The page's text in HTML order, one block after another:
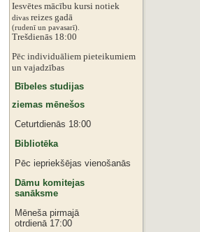
Iesvētes mācību kursi notiek
divas reizes gadā
‌‌(rudenī un pavasarī).
Trešdienās 18:00
Pēc individuāliem pieteikumiem
‌un vajadzības
Bībeles studijas
ziemas mēnešos
Ceturtdienās 18:00
Bibliotēka
Pēc iepriekšējas vienošanās
Dāmu komitejas
sanāksme
Mēneša pirmajā
otrdienā 17:00